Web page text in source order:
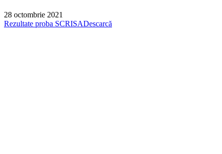
28 octombrie 2021
Rezultate proba SCRISADescarcă